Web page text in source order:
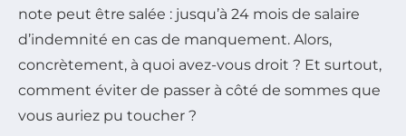
note peut être salée : jusqu’à 24 mois de salaire
d’indemnité en cas de manquement. Alors,
concrètement, à quoi avez-vous droit ? Et surtout,
comment éviter de passer à côté de sommes que
vous auriez pu toucher ?